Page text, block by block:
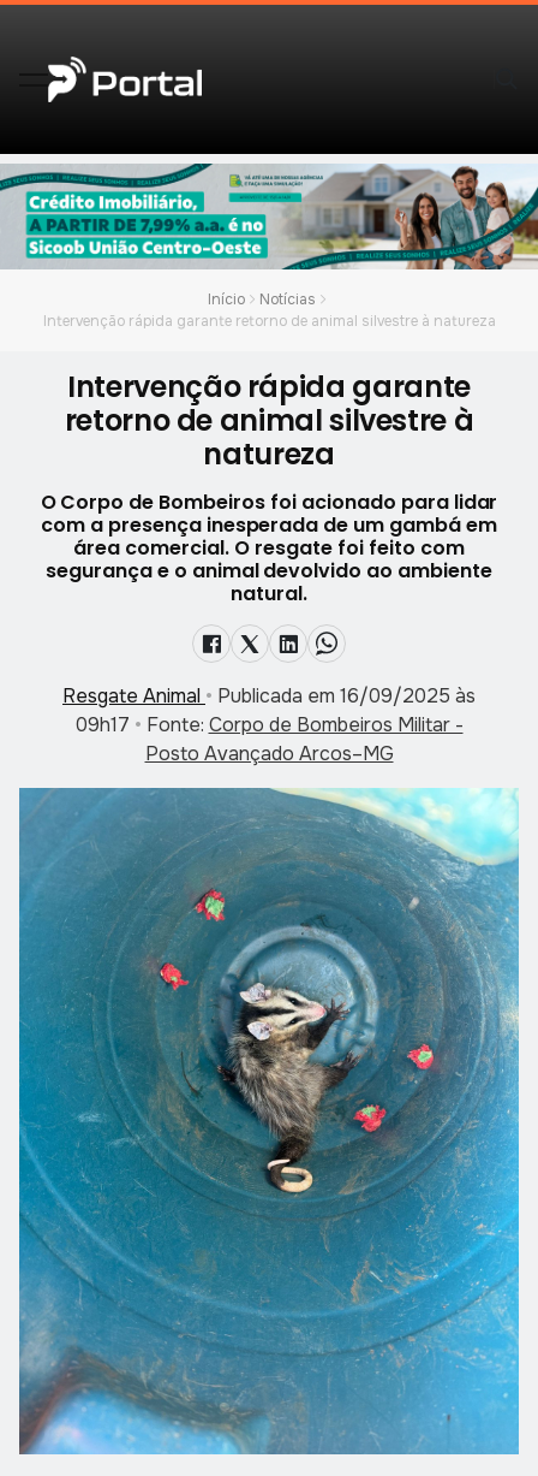
Início
Notícias
Intervenção rápida garante retorno de animal silvestre à natureza
Intervenção rápida garante
retorno de animal silvestre à
natureza
O Corpo de Bombeiros foi acionado para lidar
com a presença inesperada de um gambá em
área comercial. O resgate foi feito com
segurança e o animal devolvido ao ambiente
natural.
Resgate Animal • Publicada em 16/09/2025 às
09h17 • Fonte: Corpo de Bombeiros Militar -
Posto Avançado Arcos–MG